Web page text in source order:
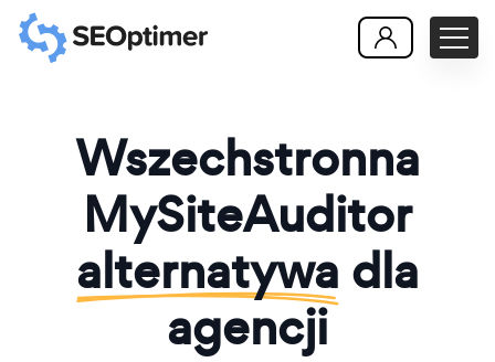
Wszechstronna
MySiteAuditor
alternatywa dla
agencji